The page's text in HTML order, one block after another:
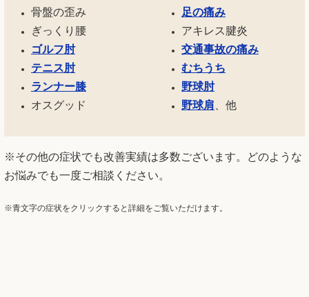
骨盤の歪み
ぎっくり腰
ゴルフ肘
テニス肘
ランナー膝
オスグッド
足の痛み
アキレス腱炎
交通事故の痛み
むちうち
野球肘
野球肩 、他
※その他の症状でも改善実績は多数ございます。どのような
お悩みでも一度ご相談ください。
※青文字の症状をクリックすると詳細をご覧いただけます。